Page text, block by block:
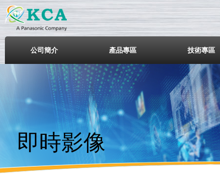
鎧鋒企業股份有限公司
公司簡介 產品專區 技術專區
即時影像